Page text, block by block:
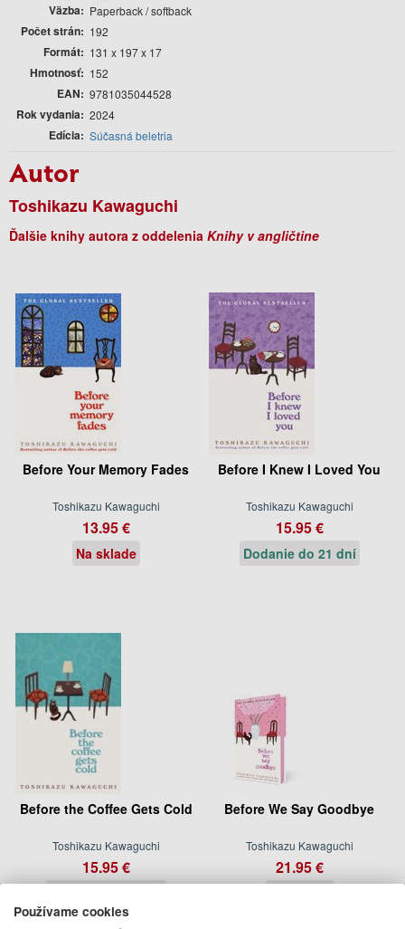
Väzba Paperback / softback
Počet strán 192
Formát 131 x 197 x 17
Hmotnosť 152
EAN 9781035044528
Rok vydania 2024
Edícia Súčasná beletria
Autor
Toshikazu Kawaguchi
Ďalšie knihy autora z oddelenia Knihy v angličtine
Before Your Memory Fades
Toshikazu Kawaguchi
13.95 €
Na sklade
Before I Knew I Loved You
Toshikazu Kawaguchi
15.95 €
Dodanie do 21 dní
Before the Coffee Gets Cold
Toshikazu Kawaguchi
15.95 €
Before We Say Goodbye
Toshikazu Kawaguchi
21.95 €
Používame cookies